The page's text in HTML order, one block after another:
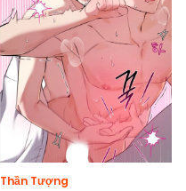
Thần Tượng